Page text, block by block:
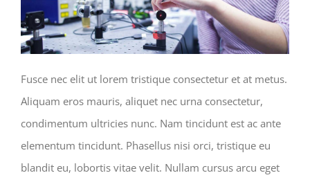
Fusce nec elit ut lorem tristique consectetur et at metus.
Aliquam eros mauris, aliquet nec urna consectetur,
condimentum ultricies nunc. Nam tincidunt est ac ante
elementum tincidunt. Phasellus nisi orci, tristique eu
blandit eu, lobortis vitae velit. Nullam cursus arcu eget